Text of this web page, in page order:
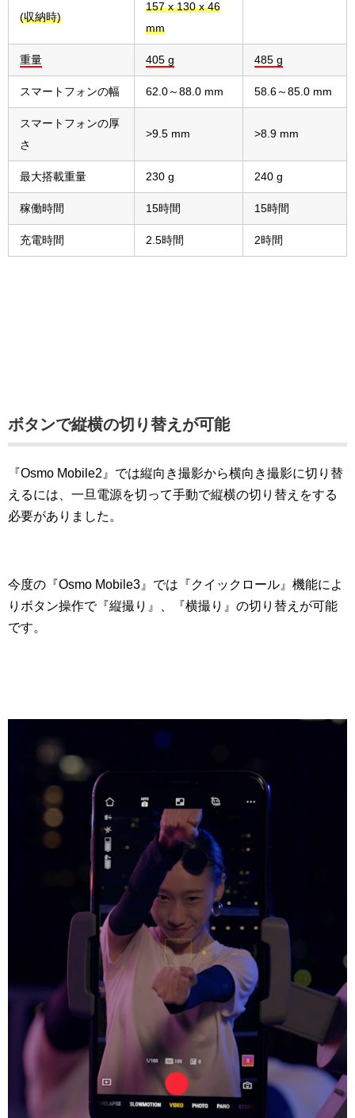
(収納時)
157 x 130 x 46
mm
重量 405 g 485 g
スマートフォンの幅 62.0～88.0 mm 58.6～85.0 mm
スマートフォンの厚
さ
>9.5 mm >8.9 mm
最大搭載重量 230 g 240 g
稼働時間 15時間 15時間
充電時間 2.5時間 2時間
ボタンで縦横の切り替えが可能
『Osmo Mobile2』では縦向き撮影から横向き撮影に切り替
えるには、一旦電源を切って手動で縦横の切り替えをする
必要がありました。
今度の『Osmo Mobile3』では『クイックロール』機能によ
りボタン操作で『縦撮り』、『横撮り』の切り替えが可能
です。